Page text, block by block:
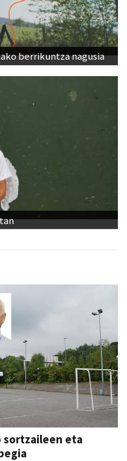
berrikuntza nagusia
sortzaileen eta